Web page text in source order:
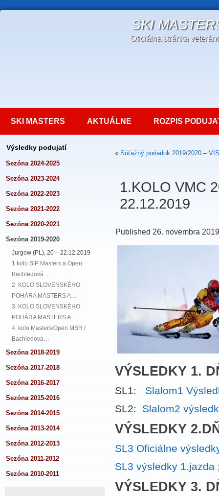
SKI
Oficiálna stránka
SKI MASTERS AKTUÁLNE ROZPIS
Výsledky podujatí
Sezóna 2024-2025
Sezóna 2023-2024
Sezóna 2022-2023
Sezóna 2021-2022
Sezóna 2020-2021
Sezóna 2019-2020
Jurgow (PL), 20 – 22.12.2019
1.kolo SlP Masters a Open
Bachledová…
2. KOLO SLOVENSKÉHO
POHÁRA MASTERS A…
3. KOLO SLOVENSKÉHO
POHÁRA MASTERS A…
4. kolo Masters/Open MSR /
Bachledova…
Sezóna 2018-2019
Sezóna 2017-2018
Sezóna 2016-2017
Sezóna 2015-2016
Sezóna 2014-2015
Sezóna 2013-2014
Sezóna 2012-2013
Sezóna 2011-2012
Sezóna 2010-2011
« Súťažný poriadok 2019/2020 –
1.KOLO VMC
22.12.2019
Published 26. novembra 2019
VÝSLEDKY 1.
SL1: Slalom1
SL2: Slalom2
VÝSLEDKY
SL3 Oficiálne
SL3 výsledky 1.jazda
VÝSLEDKY 3.